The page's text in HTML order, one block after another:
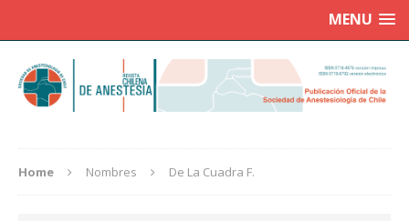
MENU
Home Nombres De La Cuadra F.